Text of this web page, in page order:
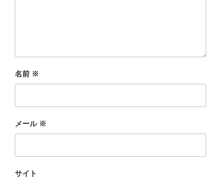
名前 ※
メール ※
サイト